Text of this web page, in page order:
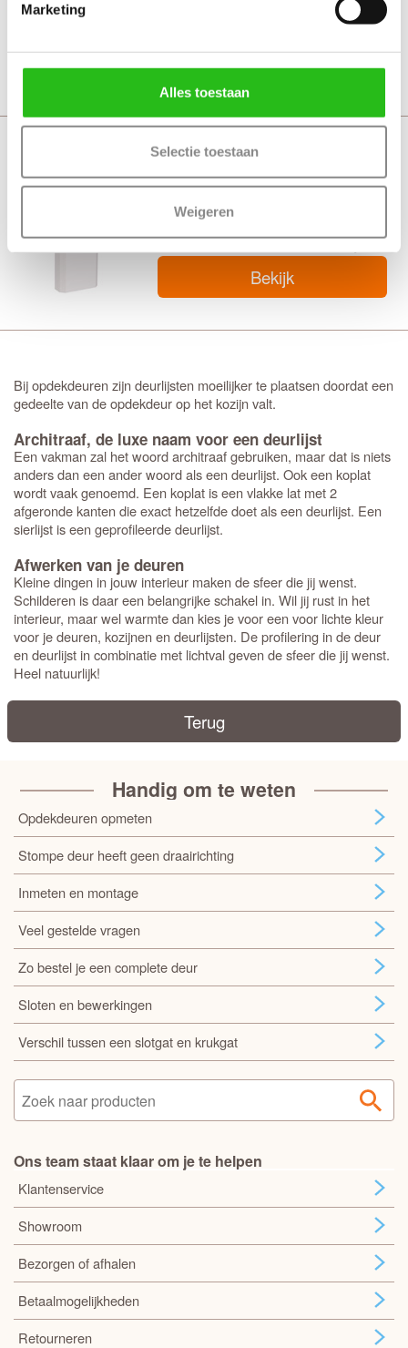
Marketing
Alles toestaan
Selectie toestaan
Weigeren
€ 49,80
Bekijk
CanDo Tijdloos Vloerblok
€ 26,56
Bekijk
Bij opdekdeuren zijn deurlijsten moeilijker te plaatsen doordat een
gedeelte van de opdekdeur op het kozijn valt.
Architraaf, de luxe naam voor een deurlijst
Een vakman zal het woord architraaf gebruiken, maar dat is niets
anders dan een ander woord als een deurlijst. Ook een koplat
wordt vaak genoemd. Een koplat is een vlakke lat met 2
afgeronde kanten die exact hetzelfde doet als een deurlijst. Een
sierlijst is een geprofileerde deurlijst.
Afwerken van je deuren
Kleine dingen in jouw interieur maken de sfeer die jij wenst.
Schilderen is daar een belangrijke schakel in. Wil jij rust in het
interieur, maar wel warmte dan kies je voor een voor lichte kleur
voor je deuren, kozijnen en deurlijsten. De profilering in de deur
en deurlijst in combinatie met lichtval geven de sfeer die jij wenst.
Heel natuurlijk!
Terug
Handig om te weten
Opdekdeuren opmeten
Stompe deur heeft geen draairichting
Inmeten en montage
Veel gestelde vragen
Zo bestel je een complete deur
Sloten en bewerkingen
Verschil tussen een slotgat en krukgat
Ons team staat klaar om je te helpen
Klantenservice
Showroom
Bezorgen of afhalen
Betaalmogelijkheden
Retourneren